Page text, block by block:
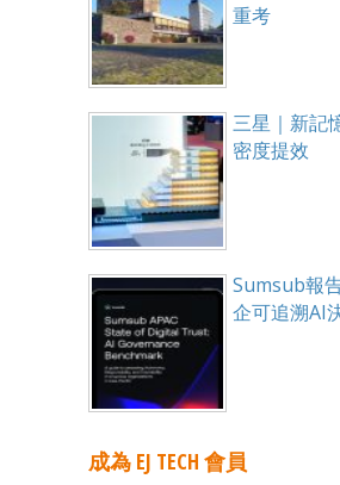
重考
三星｜新記
密度提效
Sumsub報
企可追溯AI
成為 EJ TECH 會員